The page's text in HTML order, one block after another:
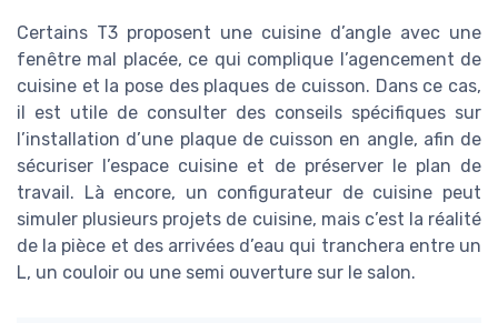
Certains T3 proposent une cuisine d’angle avec une
fenêtre mal placée, ce qui complique l’agencement de
cuisine et la pose des plaques de cuisson. Dans ce cas,
il est utile de consulter des conseils spécifiques sur
l’installation d’une plaque de cuisson en angle, afin de
sécuriser l’espace cuisine et de préserver le plan de
travail. Là encore, un configurateur de cuisine peut
simuler plusieurs projets de cuisine, mais c’est la réalité
de la pièce et des arrivées d’eau qui tranchera entre un
L, un couloir ou une semi ouverture sur le salon.